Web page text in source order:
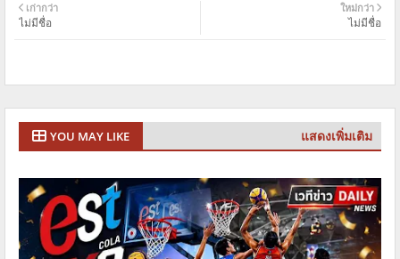
ใหม่กว่า
ไม่มีชื่อ
เก่ากว่า
ไม่มีชื่อ
YOU MAY LIKE แสดงเพิ่มเติม